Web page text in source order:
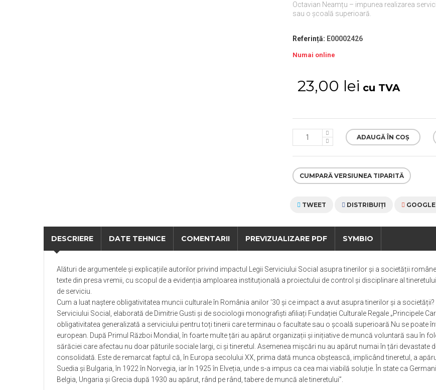
Octavian Neamțu – impunea realizarea
sau o școală superioară.
Referință: E00002426
Numai online
23,00 lei cu TVA
ADAUGĂ ÎN COȘ
CUMPARĂ VERSIUNEA TIPARITĂ
TWEET DISTRIBUIŢI
DESCRIERE DATE TEHNICE COMENTARII PREVIZUALIZARE PDF SYMBIO
Alături de argumentele și explicațiile autorilor privind impactul Legii Serviciului Social asupra tinerilor și a societății române,
texte din presa vremii, cu scopul de a evidenția amploarea instituțională a proiectului de control și disciplinare al
de serviciu.
Cum a luat naștere obligativitatea muncii culturale în România anilor '30 și ce impact a avut asupra tinerilor și a societății?
Serviciului Social, elaborată de Dimitrie Gusti și de sociologii monografiști afiliați Fundației Culturale Regale „Principele
obligativitatea generalizată a serviciului pentru toți tinerii care terminau o facultate sau o școală superioară.Nu se poate
european. După Primul Război Mondial, în foarte multe țări au apărut organizații și inițiative de muncă voluntară sau în
sărăciei care afectau nu doar păturile sociale largi, ci și tineretul. Asemenea mișcări nu au apărut numai în țări devastate
consolidată. Este de remarcat faptul că, în Europa secolului XX, prima dată munca obștească, implicând tineretul, a
Suedia și Bulgaria, în 1922 în Norvegia, iar în 1925 în Elveția, unde s-a impus ca cea mai viabilă soluție. În state ca
Belgia, Ungaria și Grecia după 1930 au apărut, rând pe rând, tabere de muncă ale tineretului”.